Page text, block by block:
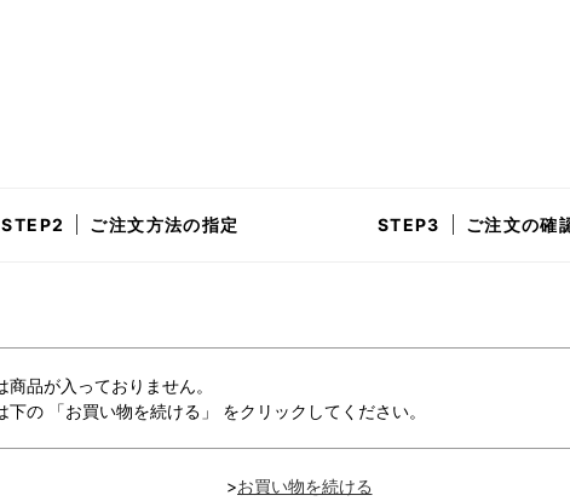
ご注文方法の指定 ご注文の確
品が入っておりません。
下の 「お買い物を続ける」 をクリックしてください。
>